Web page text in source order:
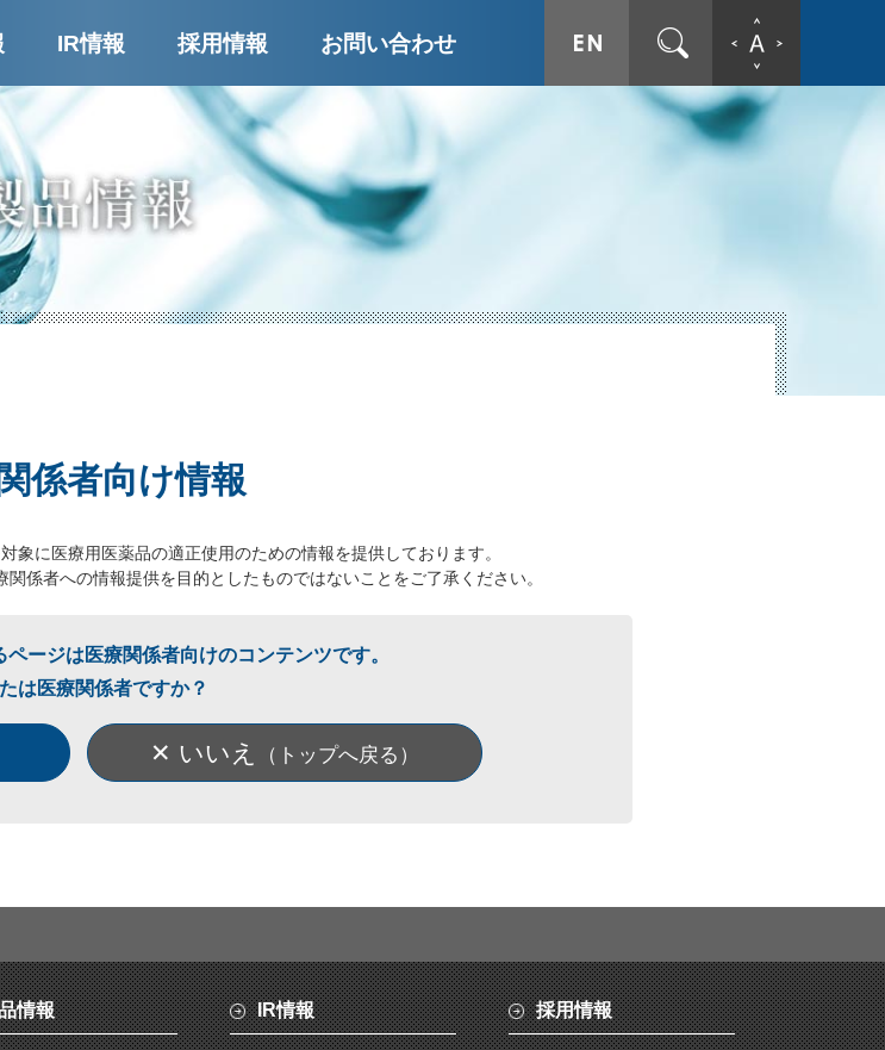
IR情報 採用情報 お問い合わせ
サイト内検索
係者向け情報
象に医療用医薬品の適正使用のための情報を提供しております。
係者への情報提供を目的としたものではないことをご了承ください。
ージは医療関係者向けのコンテンツです。
は医療関係者ですか？
✕ いいえ （トップへ戻る）
情報 IR情報 採用情報